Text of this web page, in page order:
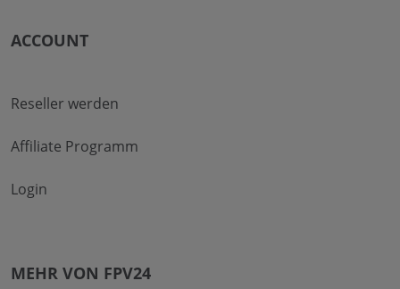
ACCOUNT
Reseller werden
Affiliate Programm
Login
MEHR VON FPV24